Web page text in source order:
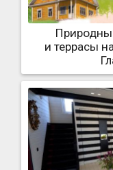
и террасы